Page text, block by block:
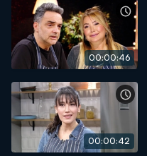
00:00:46
00:00:42